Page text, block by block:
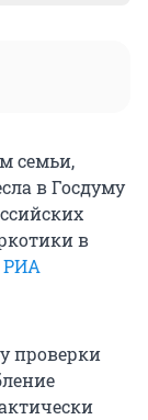
семьи,
в Госдуму
в
РИА
проверки